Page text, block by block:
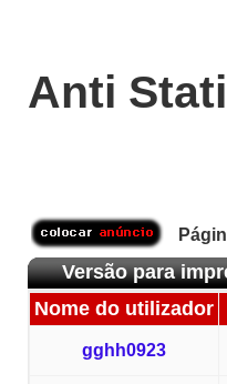
Anti
Versão para
Nome do utilizador
gghh0923